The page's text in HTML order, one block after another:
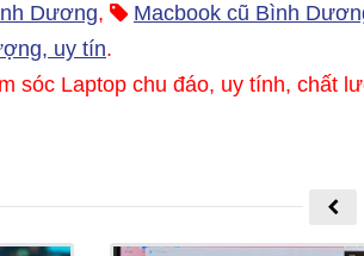
Dương, Macbook cũ Bình
uy tín.
sóc Laptop chu đáo, uy tính, chất